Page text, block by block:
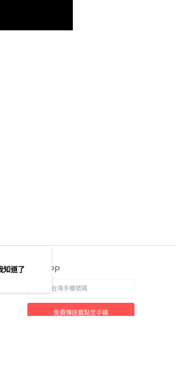
官方APP
免費傳送載點至手機
知道了